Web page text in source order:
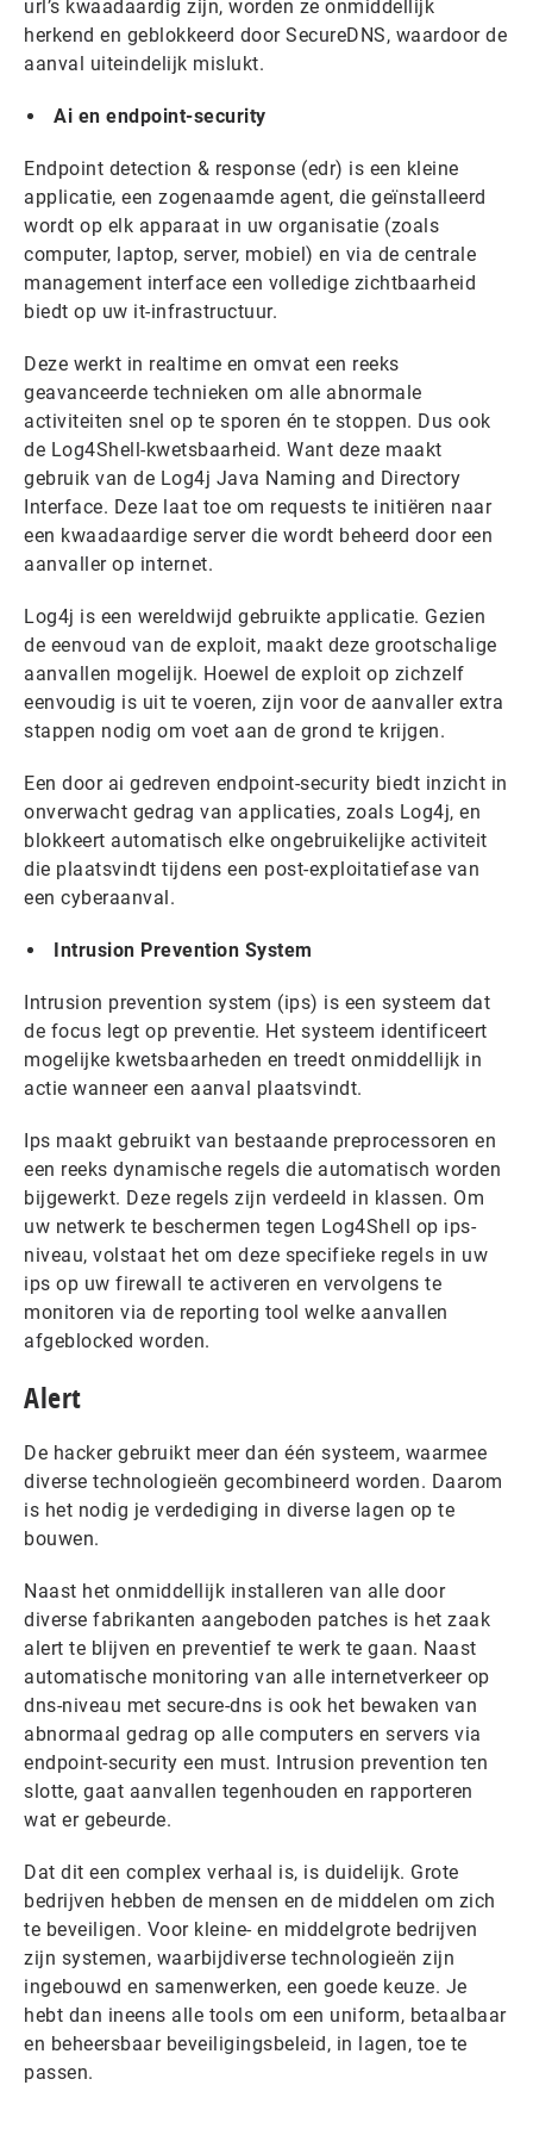
url’s kwaadaardig zijn, worden ze onmiddellijk
herkend en geblokkeerd door SecureDNS, waardoor de
aanval uiteindelijk mislukt.
Ai en endpoint-security
Endpoint detection & response (edr) is een kleine
applicatie, een zogenaamde agent, die geïnstalleerd
wordt op elk apparaat in uw organisatie (zoals
computer, laptop, server, mobiel) en via de centrale
management interface een volledige zichtbaarheid
biedt op uw it-infrastructuur.
Deze werkt in realtime en omvat een reeks
geavanceerde technieken om alle abnormale
activiteiten snel op te sporen én te stoppen. Dus ook
de Log4Shell-kwetsbaarheid. Want deze maakt
gebruik van de Log4j Java Naming and Directory
Interface. Deze laat toe om requests te initiëren naar
een kwaadaardige server die wordt beheerd door een
aanvaller op internet.
Log4j is een wereldwijd gebruikte applicatie. Gezien
de eenvoud van de exploit, maakt deze grootschalige
aanvallen mogelijk. Hoewel de exploit op zichzelf
eenvoudig is uit te voeren, zijn voor de aanvaller extra
stappen nodig om voet aan de grond te krijgen.
Een door ai gedreven endpoint-security biedt inzicht in
onverwacht gedrag van applicaties, zoals Log4j, en
blokkeert automatisch elke ongebruikelijke activiteit
die plaatsvindt tijdens een post-exploitatiefase van
een cyberaanval.
Intrusion Prevention System
Intrusion prevention system (ips) is een systeem dat
de focus legt op preventie. Het systeem identificeert
mogelijke kwetsbaarheden en treedt onmiddellijk in
actie wanneer een aanval plaatsvindt.
Ips maakt gebruikt van bestaande preprocessoren en
een reeks dynamische regels die automatisch worden
bijgewerkt. Deze regels zijn verdeeld in klassen. Om
uw netwerk te beschermen tegen Log4Shell op ips-
niveau, volstaat het om deze specifieke regels in uw
ips op uw firewall te activeren en vervolgens te
monitoren via de reporting tool welke aanvallen
afgeblocked worden.
Alert
De hacker gebruikt meer dan één systeem, waarmee
diverse technologieën gecombineerd worden. Daarom
is het nodig je verdediging in diverse lagen op te
bouwen.
Naast het onmiddellijk installeren van alle door
diverse fabrikanten aangeboden patches is het zaak
alert te blijven en preventief te werk te gaan. Naast
automatische monitoring van alle internetverkeer op
dns-niveau met secure-dns is ook het bewaken van
abnormaal gedrag op alle computers en servers via
endpoint-security een must. Intrusion prevention ten
slotte, gaat aanvallen tegenhouden en rapporteren
wat er gebeurde.
Dat dit een complex verhaal is, is duidelijk. Grote
bedrijven hebben de mensen en de middelen om zich
te beveiligen. Voor kleine- en middelgrote bedrijven
zijn systemen, waarbijdiverse technologieën zijn
ingebouwd en samenwerken, een goede keuze. Je
hebt dan ineens alle tools om een uniform, betaalbaar
en beheersbaar beveiligingsbeleid, in lagen, toe te
passen.